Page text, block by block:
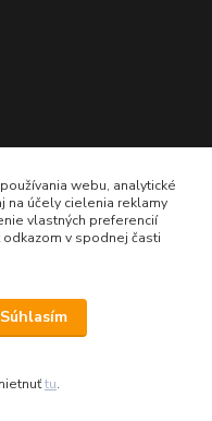
s. r. o.
webu, analytické
na účely cielenia reklamy
vlastných preferencií
v spodnej časti
Súhlasím
tu.